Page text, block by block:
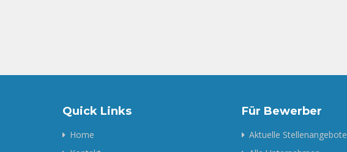
Quick Links
Home
Für Bewerber
Aktuelle Stellenangebote